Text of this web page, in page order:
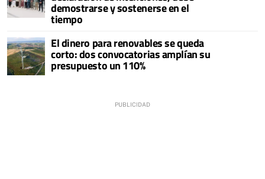
demostrarse y sostenerse en el
tiempo
El dinero para renovables se queda
corto: dos convocatorias amplían su
presupuesto un 110%